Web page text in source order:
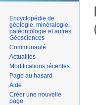
Encyclopédie de
géologie, minéralogie,
paléontologie et autres
Géosciences
Communauté
Actualités
Modifications récentes
Page au hasard
Aide
Créer une nouvelle
page